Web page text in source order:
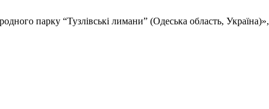
парку “Тузлівські лимани” (Одеська область, Україна)»,